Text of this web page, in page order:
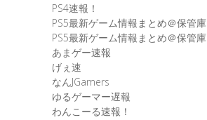
PS4速報！
PS5最新ゲーム情報まとめ＠保管庫
PS5最新ゲーム情報まとめ＠保管庫
あまゲー速報
げぇ速
なんJGamers
ゆるゲーマー遅報
わんこーる速報！